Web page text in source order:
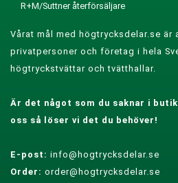
R+M/Suttner återförsäljare
Vårat mål med högtrycksdelar.se är
privatpersoner och företag i hela
högtryckstvättar och tvätthallar.
Är det något som du saknar i
oss så löser vi det du behöver!
E-post: info@hogtrycksdelar.se
Order: order@hogtrycksdelar.se